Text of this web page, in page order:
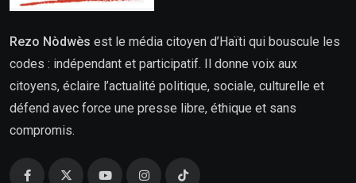
Rezo Nòdwès est le média citoyen d’Haïti qui bouscule les
codes : indépendant et participatif. Il donne voix aux
citoyens, éclaire l’actualité politique, sociale, culturelle et
défend avec force une presse libre, éthique et sans
compromis.